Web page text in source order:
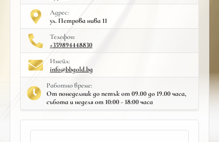
Адрес:
ул. Петрова нива 11
Телефон:
+359894448830
Имейл:
info@bbgold.bg
Работно време:
От понеделник до петък от 09.00 до 19.00 часа,
събота и неделя от 10:00 - 18:00 часа